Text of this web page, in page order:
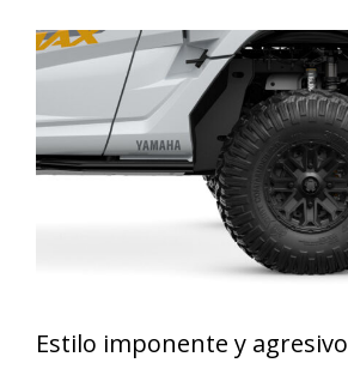
Estilo imponente y agresivo